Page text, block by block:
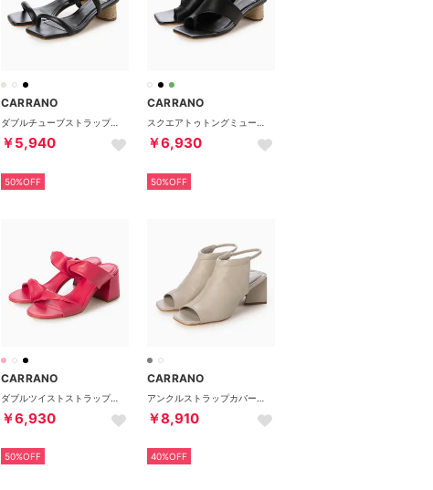
CARRANO
ダブルチューブストラップサンダル （ブラック）
￥5,940
50%OFF
CARRANO
￥6,930
50%OFF
CARRANO
ダブルツイストストラップミュールサンダル （ピンク）
￥6,930
50%OFF
CARRANO
￥8,910
40%OFF